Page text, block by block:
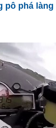
pô phá